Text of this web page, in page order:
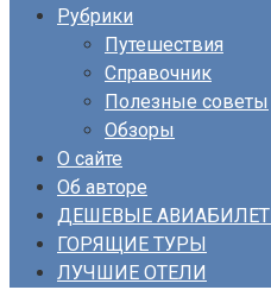
Рубрики
Путешествия
Справочник
Полезные советы
Обзоры
О сайте
Об авторе
ДЕШЕВЫЕ
ГОРЯЩИЕ ТУРЫ
ЛУЧШИЕ ОТЕЛИ